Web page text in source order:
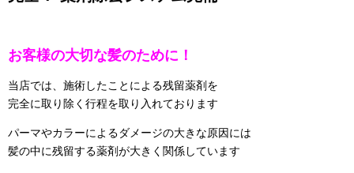
お客様の大切な髪のために！
当店では、施術したことによる残留薬剤を
完全に取り除く行程を取り入れております
パーマやカラーによるダメージの大きな原因には
髪の中に残留する薬剤が大きく関係しています